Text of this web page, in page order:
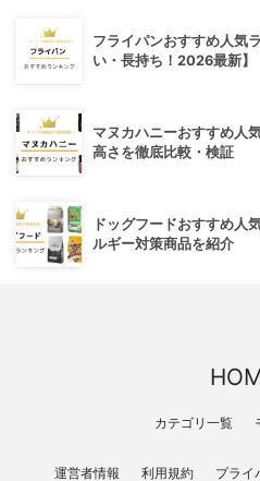
フライパンおすすめ人気
い・長持ち！2026最新】
マヌカハニーおすすめ人
高さを徹底比較・検証
ドッグフードおすすめ人
ルギー対策商品を紹介
カテゴリ一覧
運営者情報 利用規約 プライ